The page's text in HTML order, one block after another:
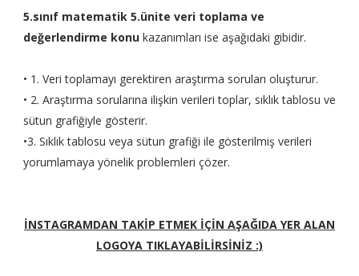
5.sınıf matematik 5.ünite veri toplama ve
değerlendirme konukazanımları ise aşağıdaki gibidir.
• 1. Veri toplamayı gerektiren araştırma soruları oluşturur.
• 2. Araştırma sorularına ilişkin verileri toplar, sıklık tablosu ve
sütun grafiğiyle gösterir.
•3. Sıklık tablosu veya sütun grafiği ile gösterilmiş verileri
yorumlamaya yönelik problemleri çözer.
İNSTAGRAMDAN TAKİP ETMEK İÇİN AŞAĞIDA YER ALAN
LOGOYA TIKLAYABİLİRSİNİZ :)